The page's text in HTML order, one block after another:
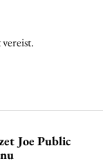
Joe Public